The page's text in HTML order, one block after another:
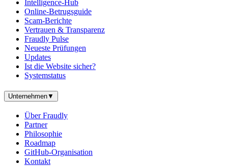
Intelligence-Hub
Online-Betrugsguide
Scam-Berichte
Vertrauen & Transparenz
Fraudly Pulse
Neueste Prüfungen
Updates
Ist die Website sicher?
Systemstatus
Unternehmen▼
Über Fraudly
Partner
Philosophie
Roadmap
GitHub-Organisation
Kontakt